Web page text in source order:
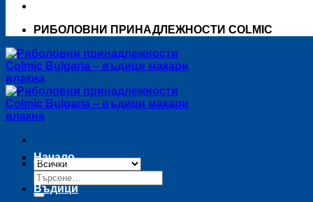
РИБОЛОВНИ ПРИНАДЛЕЖНОСТИ COLMIC
Търсене
за:
Начало
Въдици